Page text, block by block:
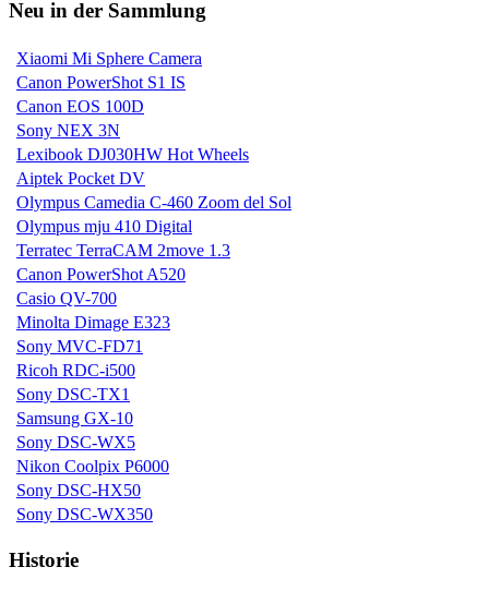
Neu in der Sammlung
Xiaomi Mi Sphere Camera
Canon PowerShot S1 IS
Canon EOS 100D
Sony NEX 3N
Lexibook DJ030HW Hot Wheels
Aiptek Pocket DV
Olympus Camedia C-460 Zoom del Sol
Olympus mju 410 Digital
Terratec TerraCAM 2move 1.3
Canon PowerShot A520
Casio QV-700
Minolta Dimage E323
Sony MVC-FD71
Ricoh RDC-i500
Sony DSC-TX1
Samsung GX-10
Sony DSC-WX5
Nikon Coolpix P6000
Sony DSC-HX50
Sony DSC-WX350
Historie